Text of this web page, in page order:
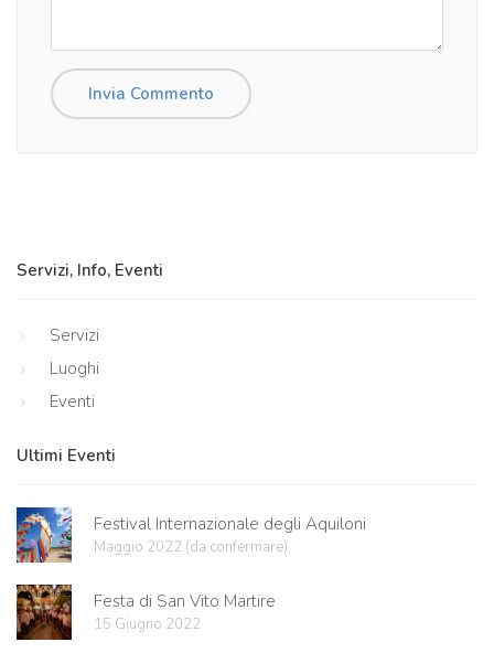
Servizi, Info, Eventi
Servizi
Luoghi
Eventi
Ultimi Eventi
Festival Internazionale degli Aquiloni
Maggio 2022 (da confermare)
Festa di San Vito Martire
15 Giugno 2022